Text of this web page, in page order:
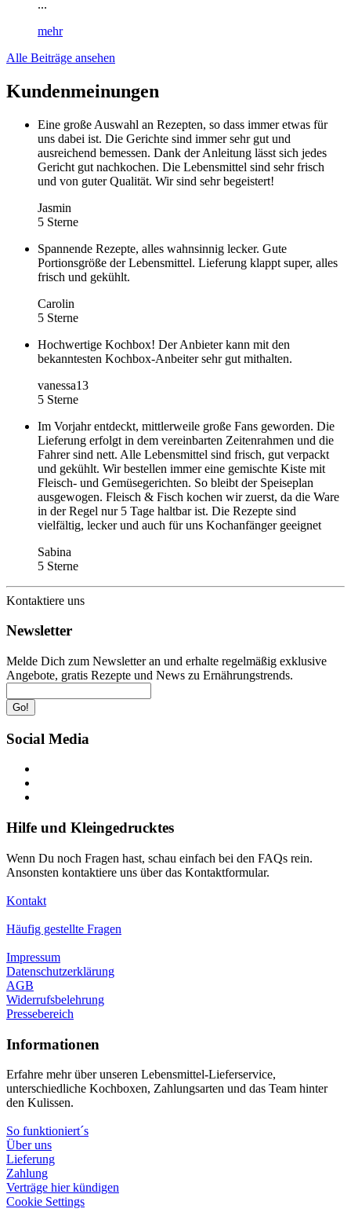
...
mehr
Alle Beiträge ansehen
Kundenmeinungen
Eine große Auswahl an Rezepten, so dass immer etwas für
uns dabei ist. Die Gerichte sind immer sehr gut und
ausreichend bemessen. Dank der Anleitung lässt sich jedes
Gericht gut nachkochen. Die Lebensmittel sind sehr frisch
und von guter Qualität. Wir sind sehr begeistert!
Jasmin
5 Sterne
Spannende Rezepte, alles wahnsinnig lecker. Gute
Portionsgröße der Lebensmittel. Lieferung klappt super, alles
frisch und gekühlt.
Carolin
5 Sterne
Hochwertige Kochbox! Der Anbieter kann mit den
bekanntesten Kochbox-Anbeiter sehr gut mithalten.
vanessa13
5 Sterne
Im Vorjahr entdeckt, mittlerweile große Fans geworden. Die
Lieferung erfolgt in dem vereinbarten Zeitenrahmen und die
Fahrer sind nett. Alle Lebensmittel sind frisch, gut verpackt
und gekühlt. Wir bestellen immer eine gemischte Kiste mit
Fleisch- und Gemüsegerichten. So bleibt der Speiseplan
ausgewogen. Fleisch & Fisch kochen wir zuerst, da die Ware
in der Regel nur 5 Tage haltbar ist. Die Rezepte sind
vielfältig, lecker und auch für uns Kochanfänger geeignet
Sabina
5 Sterne
Kontaktiere uns
Newsletter
Melde Dich zum Newsletter an und erhalte regelmäßig exklusive
Angebote, gratis Rezepte und News zu Ernährungstrends.
Go!
Social Media
Hilfe und Kleingedrucktes
Wenn Du noch Fragen hast, schau einfach bei den FAQs rein.
Ansonsten kontaktiere uns über das Kontaktformular.
Kontakt
Häufig gestellte Fragen
Impressum
Datenschutzerklärung
AGB
Widerrufsbelehrung
Pressebereich
Informationen
Erfahre mehr über unseren Lebensmittel-Lieferservice,
unterschiedliche Kochboxen, Zahlungsarten und das Team hinter
den Kulissen.
So funktioniert´s
Über uns
Lieferung
Zahlung
Verträge hier kündigen
Cookie Settings